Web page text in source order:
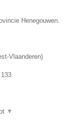
Henegouwen.
Vlaanderen)
▼